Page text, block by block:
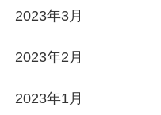
2023年3月
2023年2月
2023年1月